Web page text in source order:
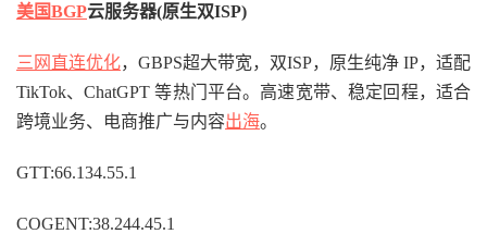
美国BGP云服务器(原生双ISP)
三网直连优化，GBPS超大带宽，双ISP，原生纯净 IP，适配
TikTok、ChatGPT 等热门平台。高速宽带、稳定回程，适合
跨境业务、电商推广与内容出海。
GTT:66.134.55.1
COGENT:38.244.45.1